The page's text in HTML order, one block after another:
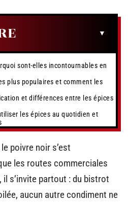
sont-elles incontournables en
plus populaires et comment les
et différences entre les épices
les épices au quotidien et
poivre noir s’est
les routes commerciales
il s’invite partout : du bistrot
aucun autre condiment ne